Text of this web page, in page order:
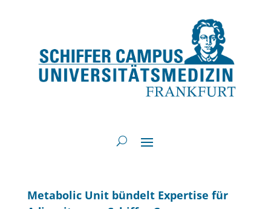
Metabolic Unit bündelt Expertise für